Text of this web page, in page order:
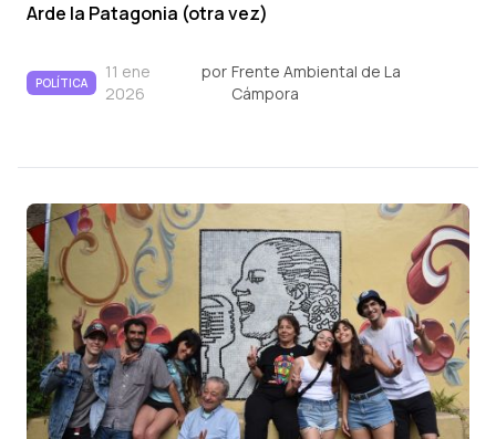
Arde la Patagonia (otra vez)
POLÍTICA
11 ene
2026
por Frente Ambiental de La
Cámpora